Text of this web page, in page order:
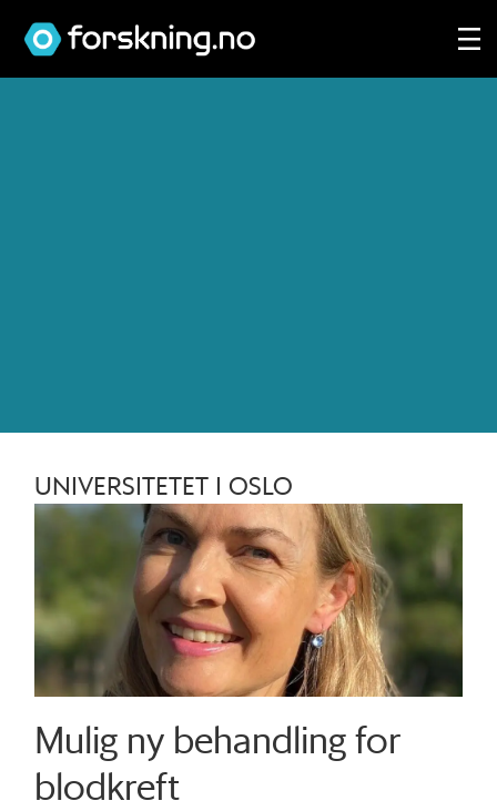
UNIVERSITETET I OSLO
Mulig ny behandling for
blodkreft